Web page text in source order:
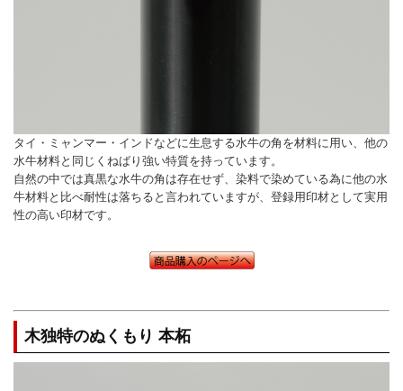
タイ・ミャンマー・インドなどに生息する水牛の角を材料に用い、他の
水牛材料と同じくねばり強い特質を持っています。
自然の中では真黒な水牛の角は存在せず、染料で染めている為に他の水
牛材料と比べ耐性は落ちると言われていますが、登録用印材として実用
性の高い印材です。
木独特のぬくもり 本柘